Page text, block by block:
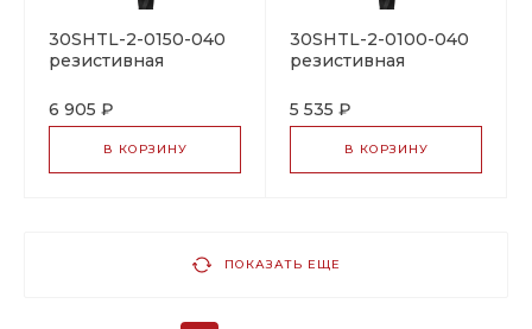
30SHTL-2-0150-040
резистивная
секция
6 905 ₽
В КОРЗИНУ
30SHTL-2-0100-040
резистивная
секция
5 535 ₽
В КОРЗИНУ
ПОКАЗАТЬ ЕЩЕ